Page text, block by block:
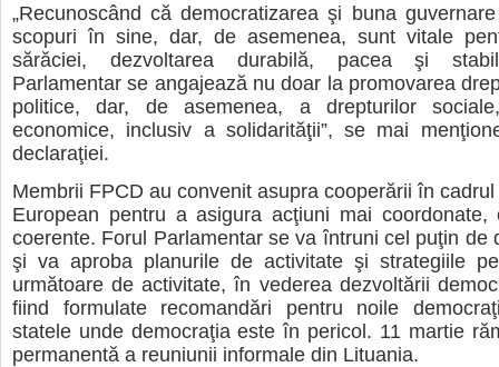
„Recunoscând că democratizarea şi buna
scopuri în sine, dar, de asemenea, sunt vitale
sărăciei, dezvoltarea durabilă, pacea şi
Parlamentar se angajează nu doar la promovarea
politice, dar, de asemenea, a drepturilor
economice, inclusiv a solidarităţii”, se mai
declaraţiei.
Membrii FPCD au convenit asupra cooperării în
European pentru a asigura acţiuni mai coordonate,
coerente. Forul Parlamentar se va întruni cel puţin de
şi va aproba planurile de activitate şi strategiile
următoare de activitate, în vederea dezvoltării
fiind formulate recomandări pentru noile
statele unde democraţia este în pericol. 11 martie
permanentă a reuniunii informale din Lituania.